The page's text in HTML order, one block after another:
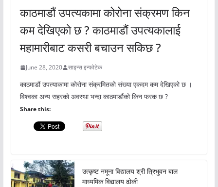
काठमाडौं उपत्यकामा कोरोना संक्रमण किन
कम देखिएको छ ? काठमाडौं उपत्यकालाई
महामारीबाट कसरी बचाउन सकिछ ?
June 28, 2020 साइन्स इन्फोटेक
काठमाडौं उपत्याकामा कोरोना संक्रमितको संख्या एकदम कम देखिएको छ ।
विश्वका अन्य सहरको अवस्था भन्दा काठमाडौंको किन फरक छ ?
Share this:
उत्कृष्ट नमूना विद्यालय श्री त्रिभुवन बाल
माध्यमिक विद्यालय ढोकी